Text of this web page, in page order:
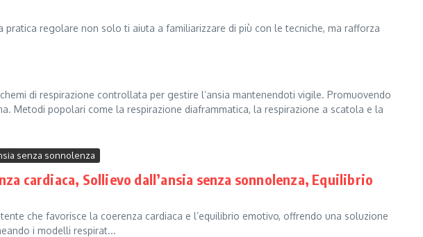
regolare non solo ti aiuta a familiarizzare di più con le tecniche, ma rafforza
di respirazione controllata per gestire l’ansia mantenendoti vigile. Promuovendo
Metodi popolari come la respirazione diaframmatica, la respirazione a scatola e la
senza sonnolenza
cardiaca, Sollievo dall’ansia senza sonnolenza, Equilibrio
che favorisce la coerenza cardiaca e l’equilibrio emotivo, offrendo una soluzione
i modelli respirat...